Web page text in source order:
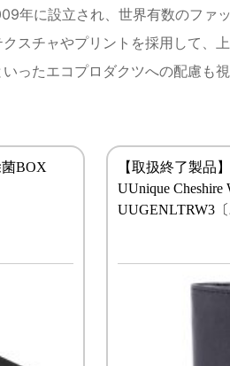
年に設立され、世界有数のファ
スチャやプリントを採用して
ったエコプロダクツへの配慮も
BOX
【取扱終了製品
UUnique Cheshire
UUGENLTRW3